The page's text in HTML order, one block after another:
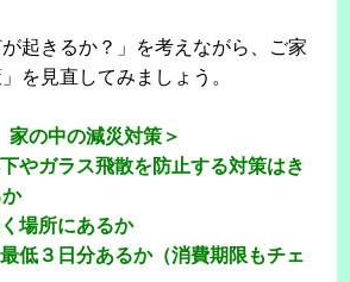
が起きるか？」を考えながら、ご家
を見直してみましょう。
家の中の減災対策＞
やガラス飛散を防止する対策はき
場所にあるか
低３日分あるか（消費期限もチェ